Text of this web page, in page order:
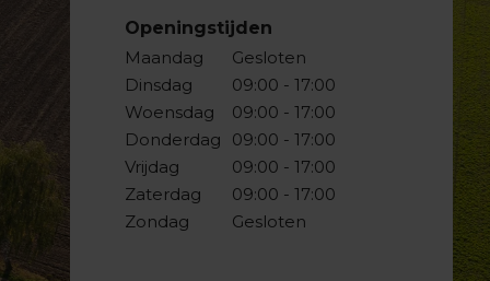
Openingstijden
Maandag
Dinsdag
Woensdag
Donderdag
Vrijdag
Zaterdag
Zondag
Gesloten
09:00 - 17:00
09:00 - 17:00
09:00 - 17:00
09:00 - 17:00
09:00 - 17:00
Gesloten